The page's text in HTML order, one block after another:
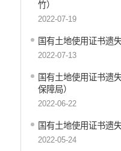
国有土地房屋征收补偿信息
科技管理和项目经费信息公
旅游市场秩序和服务质量信
乡村振兴工作信息公开
不动产登记信息公开
竹）
2022-07-19
国有土地使用证书遗
2022-07-13
国有土地使用证书遗
保障局）
2022-06-22
国有土地使用证书遗
2022-05-24